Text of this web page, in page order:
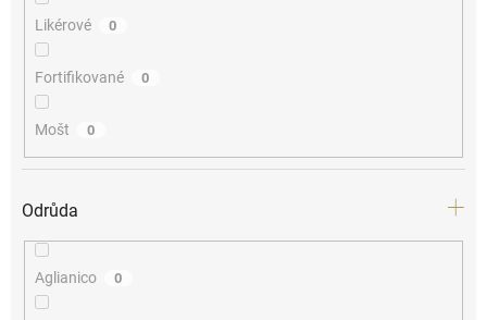
Likérové 0
Fortifikované 0
Mošt 0
Odrůda
Aglianico 0